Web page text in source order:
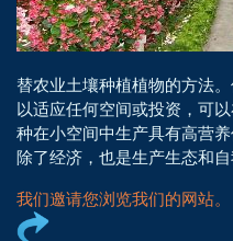
替农业土壤种植植物的方法
以适应任何空间或投资，可
种在小空间中生产具有高营
除了经济，也是生产生态和
我们邀请您浏览我们的网站。